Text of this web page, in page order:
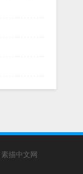
素描中文网